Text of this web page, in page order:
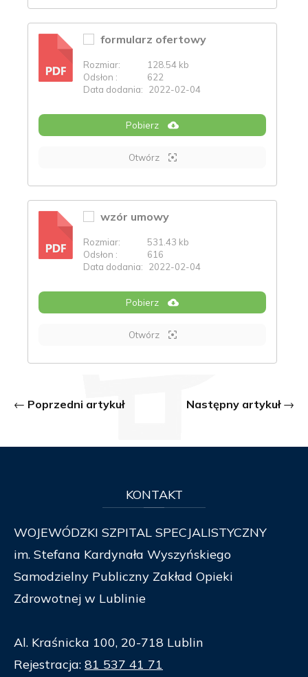
PDF
formularz ofertowy
Rozmiar:
128.54 kb
Odsłon :
622
Data dodania:
2022-02-04
Pobierz
Otwórz
PDF
wzór umowy
Rozmiar:
531.43 kb
Odsłon :
616
Data dodania:
2022-02-04
Pobierz
Otwórz
Poprzedni artykuł Następny artykuł
KONTAKT
WOJEWÓDZKI SZPITAL SPECJALISTYCZNY
im. Stefana Kardynała Wyszyńskiego
Samodzielny Publiczny Zakład Opieki
Zdrowotnej w Lublinie
Al. Kraśnicka 100, 20-718 Lublin
Rejestracja: 81 537 41 71